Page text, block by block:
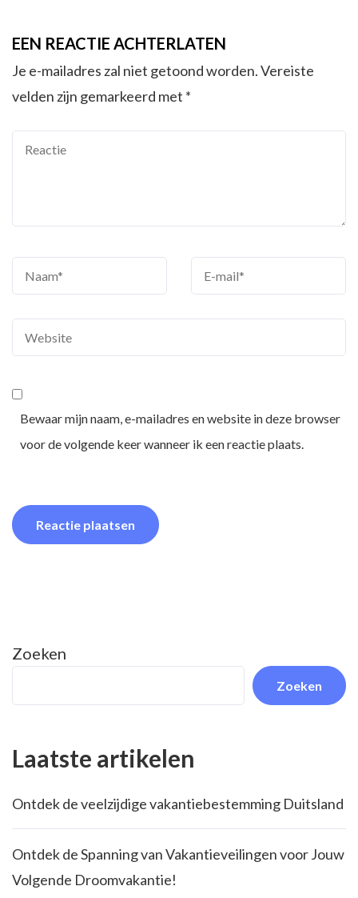
EEN REACTIE ACHTERLATEN
Je e-mailadres zal niet getoond worden.Vereiste
velden zijn gemarkeerd met *
Bewaar mijn naam, e-mailadres en website in deze browser
voor de volgende keer wanneer ik een reactie plaats.
Zoeken
Zoeken
Laatste artikelen
Ontdek de veelzijdige vakantiebestemming Duitsland
Ontdek de Spanning van Vakantieveilingen voor Jouw
Volgende Droomvakantie!